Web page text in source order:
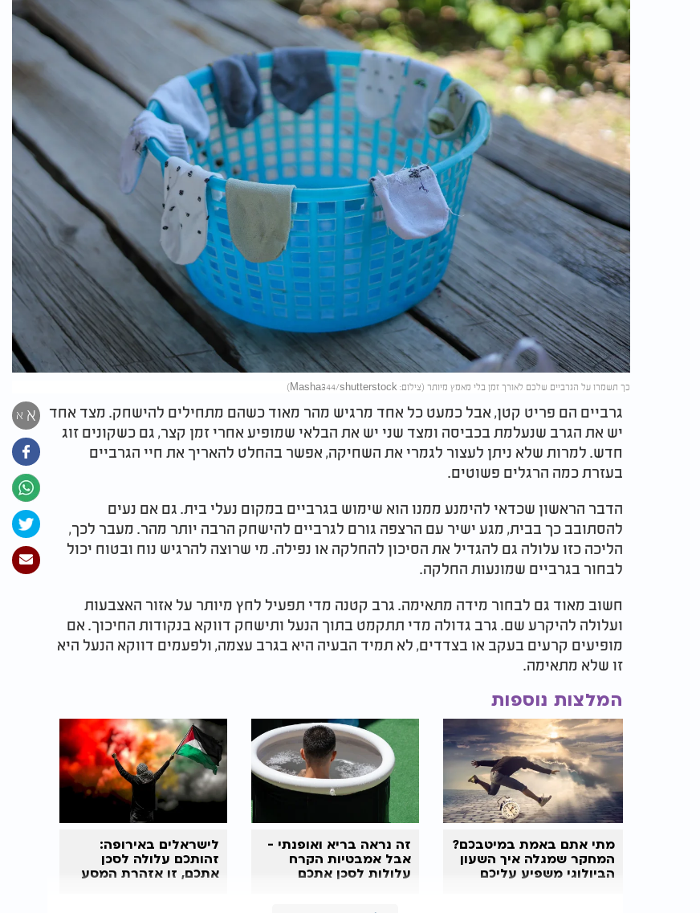
כך תשמרו על הגרביים שלכם לאורך זמן בלי מאמץ מיותר (צילום: Masha344/shutterstock)
א א
גרביים הם פריט קטן, אבל כמעט כל אחד מרגיש מהר מאוד כשהם מתחילים להישחק. מצד אחד
יש את הגרב שנעלמת בכביסה ומצד שני יש את הבלאי שמופיע אחרי זמן קצר, גם כשקונים זוג
חדש. למרות שלא ניתן לעצור לגמרי את השחיקה, אפשר בהחלט להאריך את חיי הגרביים
בעזרת כמה הרגלים פשוטים.
הדבר הראשון שכדאי להימנע ממנו הוא שימוש בגרביים במקום נעלי בית. גם אם נעים
להסתובב כך בבית, מגע ישיר עם הרצפה גורם לגרביים להישחק הרבה יותר מהר. מעבר לכך,
הליכה כזו עלולה גם להגדיל את הסיכון להחלקה או נפילה. מי שרוצה להרגיש נוח ובטוח יכול
לבחור בגרביים שמונעות החלקה.
חשוב מאוד גם לבחור מידה מתאימה. גרב קטנה מדי תפעיל לחץ מיותר על אזור האצבעות
ועלולה להיקרע שם. גרב גדולה מדי תתקמט בתוך הנעל ותישחק דווקא בנקודות החיכוך. אם
מופיעים קרעים בעקב או בצדדים, לא תמיד הבעיה היא בגרב עצמה, ולפעמים דווקא הנעל היא
זו שלא מתאימה.
המלצות נוספות
מתי אתם באמת במיטבכם?
המחקר שמגלה איך השעון
הביולוגי משפיע עליכם
זה נראה בריא ואופנתי -
אבל אמבטיות הקרח
עלולות לסכן אתכם
לישראלים באירופה:
זהותכם עלולה לסכן
אתכם, זו אזהרת המסע